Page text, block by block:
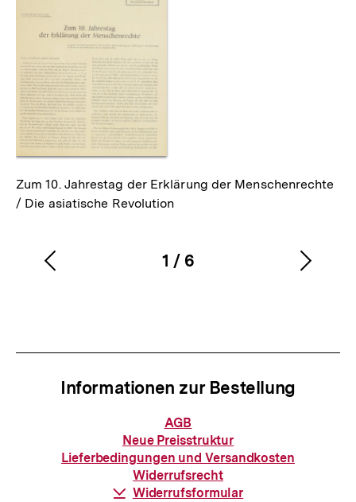
Zum 10. Jahrestag der Erklärung der Menschenrechte
/ Die asiatische Revolution
Karussellinhalt
1
von
/ 6
Vorherigen
Informationen zur Bestellung
Informationen
zur
Bestellung
AGB
Neue Preisstruktur
Lieferbedingungen und Versandkosten
Widerrufsrecht
Download-
Widerrufsformular